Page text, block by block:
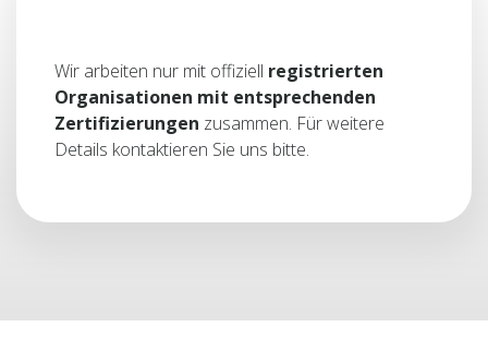
Wir arbeiten nur mit offiziell registrierten
Organisationen mit entsprechenden
Zertifizierungen zusammen. Für weitere
Details kontaktieren Sie uns bitte.